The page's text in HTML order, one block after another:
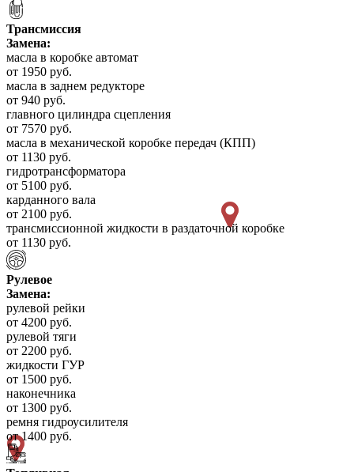
Трансмиссия
Замена:
масла в коробке автомат
от 1950 руб.
масла в заднем редукторе
от 940 руб.
главного цилиндра сцепления
от 7570 руб.
масла в механической коробке передач (КПП)
от 1130 руб.
гидротрансформатора
от 5100 руб.
карданного вала
от 2100 руб.
трансмиссионной жидкости в раздаточной коробке
от 1130 руб.
Рулевое
Замена:
рулевой рейки
от 4200 руб.
рулевой тяги
от 2200 руб.
жидкости ГУР
от 1500 руб.
наконечника
от 1300 руб.
ремня гидроусилителя
от 1400 руб.